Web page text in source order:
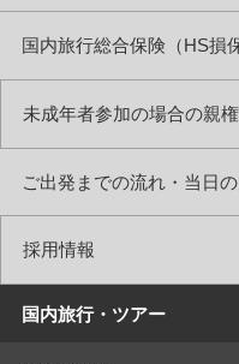
国内旅行総合保険（HS損
未成年者参加の場合の親
ご出発までの流れ・当日
採用情報
国内旅行・ツアー